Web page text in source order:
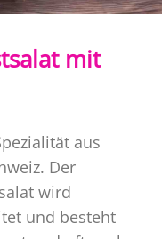
mit
aus
Der
wird
und besteht